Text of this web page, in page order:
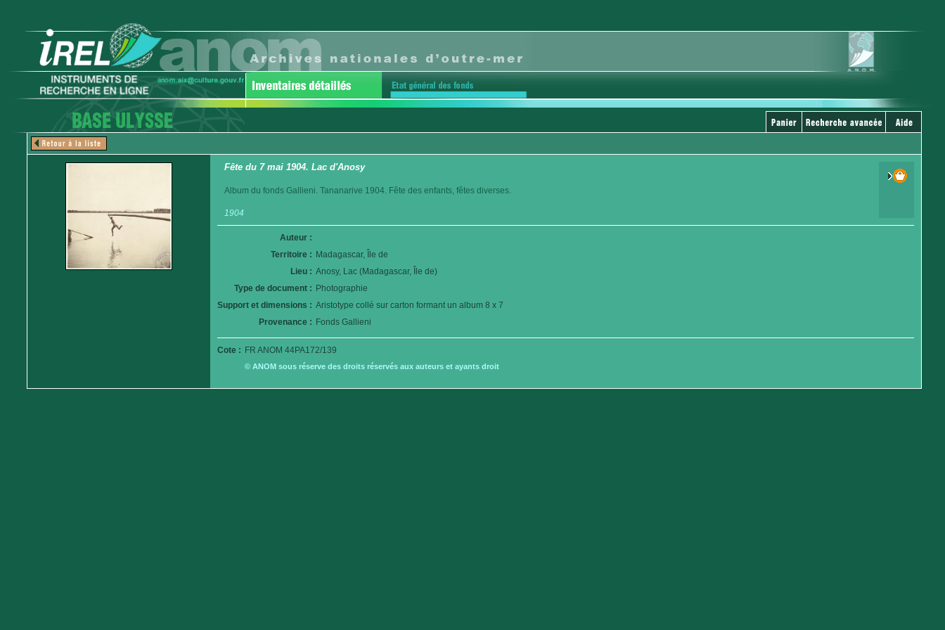
Fête du 7 mai 1904. Lac d'Anosy
Album du fonds Gallieni. Tananarive 1904. Fête des enfants, fêtes diverses.
1904
Auteur :
Territoire : Madagascar, Île de
Lieu : Anosy, Lac (Madagascar, Île de)
Type de document : Photographie
Support et dimensions : Aristotype collé sur carton formant un album 8 x 7
Provenance : Fonds Gallieni
Cote : FR ANOM 44PA172/139
© ANOM sous réserve des droits réservés aux auteurs et ayants droit